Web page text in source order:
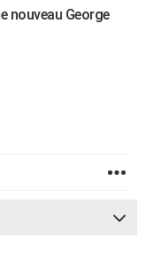
nouveau George